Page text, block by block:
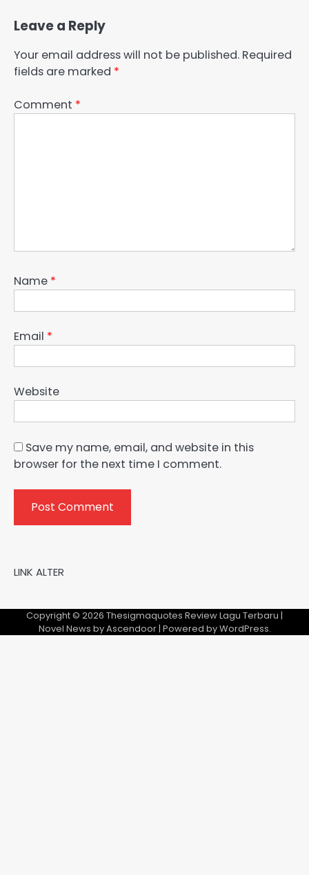
Leave a Reply
Your email address will not be published. Required
fields are marked *
Comment *
Name *
Email *
Website
Save my name, email, and website in this
browser for the next time I comment.
LINK ALTER
Copyright © 2026 Thesigmaquotes Review Lagu Terbaru |
Novel News byAscendoor| Powered byWordPress.